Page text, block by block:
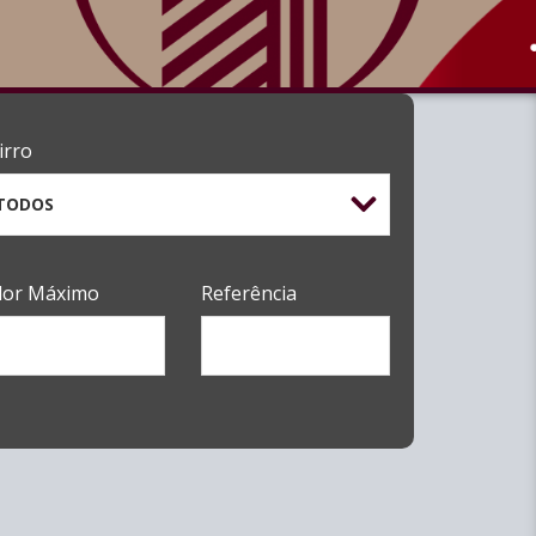
Máximo Referência